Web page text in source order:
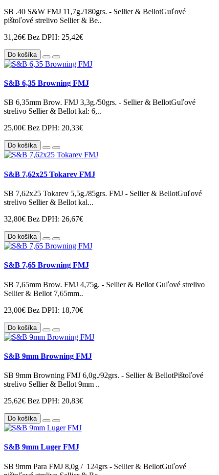
SB .40 S&W FMJ 11,7g./180grs. - Sellier & BellotGuľové
pištoľové strelivo Sellier & Be..
31,26€ Bez DPH: 25,42€
Do košíka
S&B 6,35 Browning FMJ
SB 6,35mm Brow. FMJ 3,3g./50grs. - Sellier & BellotGuľové
strelivo Sellier & Bellot kal: 6,..
25,00€ Bez DPH: 20,33€
Do košíka
S&B 7,62x25 Tokarev FMJ
SB 7,62x25 Tokarev 5,5g./85grs. FMJ - Sellier & BellotGuľové
strelivo Sellier & Bellot kal...
32,80€ Bez DPH: 26,67€
Do košíka
S&B 7,65 Browning FMJ
SB 7,65mm Brow. FMJ 4,75g. - Sellier & Bellot Guľové strelivo
Sellier & Bellot 7,65mm..
23,00€ Bez DPH: 18,70€
Do košíka
S&B 9mm Browning FMJ
SB 9mm Browning FMJ 6,0g./92grs. - Sellier & BellotPištoľové
strelivo Sellier & Bellot 9mm ..
25,62€ Bez DPH: 20,83€
Do košíka
S&B 9mm Luger FMJ
SB 9mm Para FMJ 8,0g / 124grs - Sellier & BellotGuľové